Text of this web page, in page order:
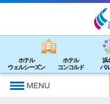
ホテル
ウェルシーズン
ホテル
コンコルド
浜
パ